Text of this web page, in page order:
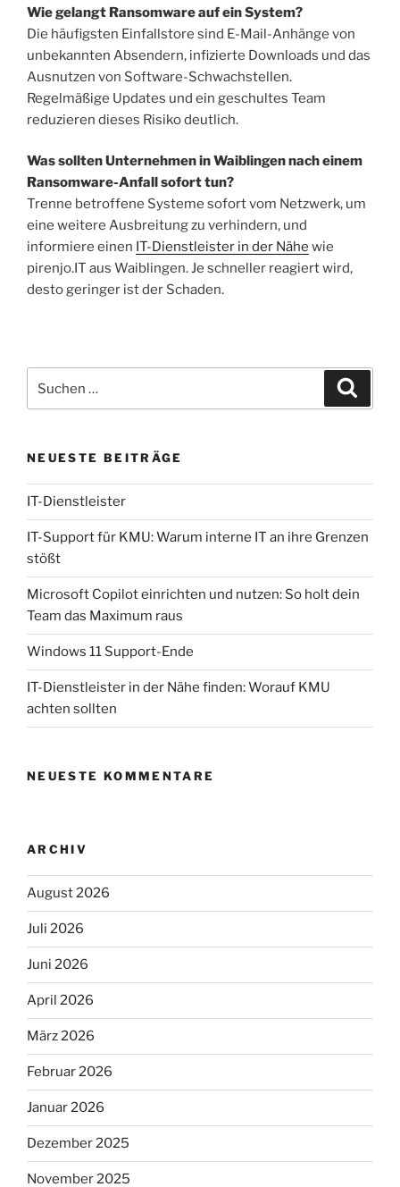
Wie gelangt Ransomware auf ein System?
Die häufigsten Einfallstore sind E-Mail-Anhänge von
unbekannten Absendern, infizierte Downloads und das
Ausnutzen von Software-Schwachstellen.
Regelmäßige Updates und ein geschultes Team
reduzieren dieses Risiko deutlich.
Was sollten Unternehmen in Waiblingen nach einem
Ransomware-Anfall sofort tun?
Trenne betroffene Systeme sofort vom Netzwerk, um
eine weitere Ausbreitung zu verhindern, und
informiere einen IT-Dienstleister in der Nähe wie
pirenjo.IT aus Waiblingen. Je schneller reagiert wird,
desto geringer ist der Schaden.
NEUESTE BEITRÄGE
IT-Dienstleister
IT-Support für KMU: Warum interne IT an ihre Grenzen
stößt
Microsoft Copilot einrichten und nutzen: So holt dein
Team das Maximum raus
Windows 11 Support-Ende
IT-Dienstleister in der Nähe finden: Worauf KMU
achten sollten
NEUESTE KOMMENTARE
ARCHIV
August 2026
Juli 2026
Juni 2026
April 2026
März 2026
Februar 2026
Januar 2026
Dezember 2025
November 2025